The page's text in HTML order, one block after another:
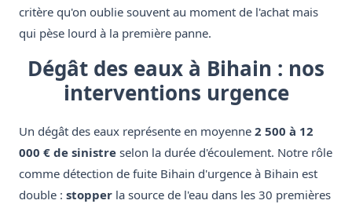
critère qu'on oublie souvent au moment de l'achat mais
qui pèse lourd à la première panne.
Dégât des eaux à Bihain : nos
interventions urgence
Un dégât des eaux représente en moyenne 2 500 à 12
000 € de sinistre selon la durée d'écoulement. Notre rôle
comme détection de fuite Bihain d'urgence à Bihain est
double : stopper la source de l'eau dans les 30 premières